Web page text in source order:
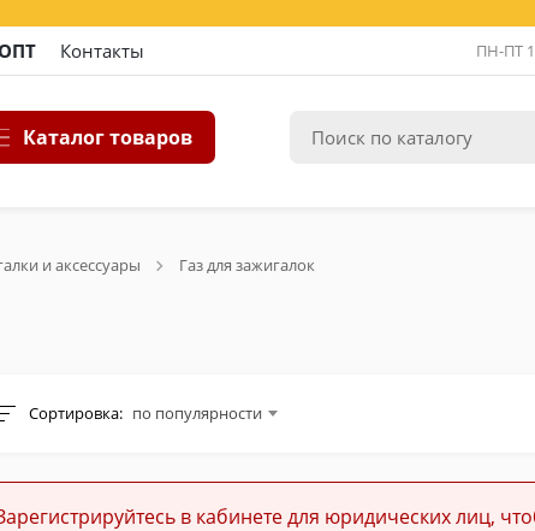
Контакты ПН-ПТ
Каталог товаров
и аксессуары Газ для зажигалок
Сортировка: по популярности
в кабинете для юридических лиц,